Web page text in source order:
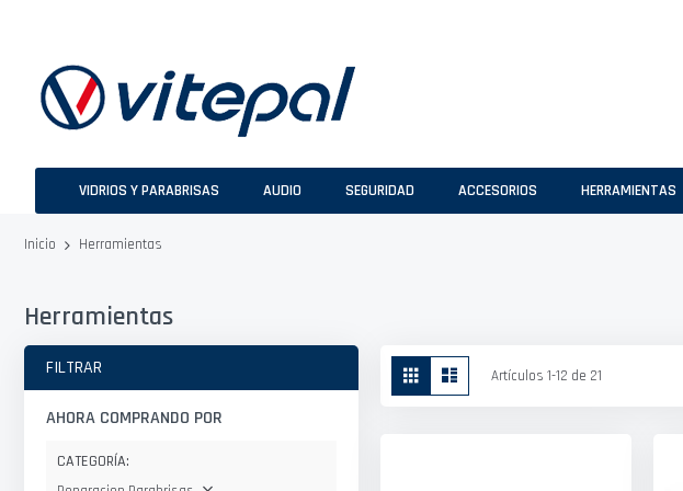
VIDRIOS Y PARABRISAS AUDIO SEGURIDAD ACCESORIOS HERRAMIENTAS
Inicio Herramientas
Herramientas
Ver
como
Parrilla Artículos 1-12 de 21
FILTRAR
AHORA COMPRANDO POR
CATEGORÍA